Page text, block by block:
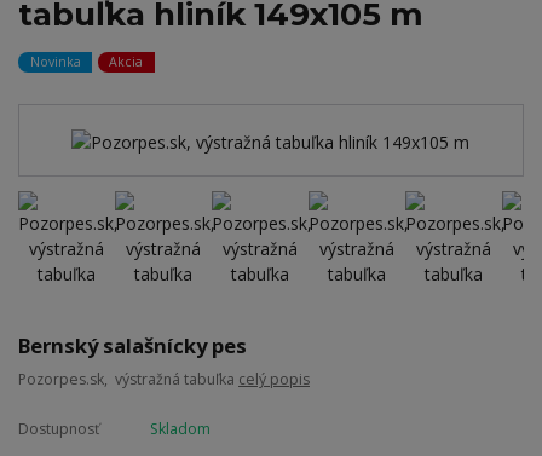
tabuľka hliník 149x105 m
Novinka Akcia
Bernský salašnícky pes
Pozorpes.sk, výstražná tabuľka celý popis
Dostupnosť
Skladom